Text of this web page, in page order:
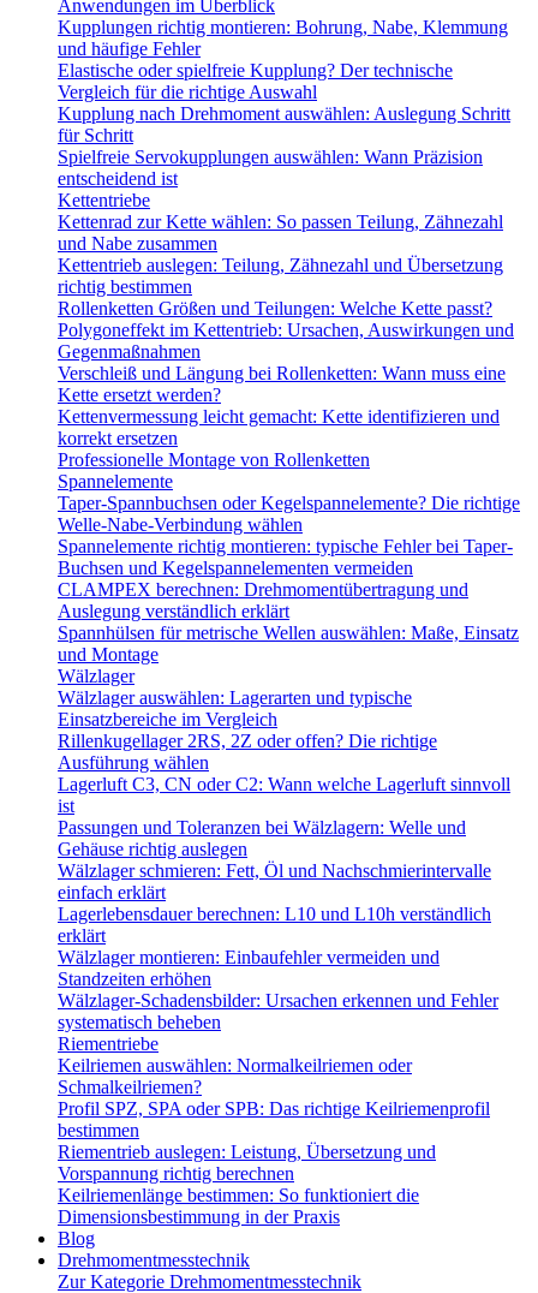
Anwendungen im Überblick
Kupplungen richtig montieren: Bohrung, Nabe, Klemmung
und häufige Fehler
Elastische oder spielfreie Kupplung? Der technische
Vergleich für die richtige Auswahl
Kupplung nach Drehmoment auswählen: Auslegung Schritt
für Schritt
Spielfreie Servokupplungen auswählen: Wann Präzision
entscheidend ist
Kettentriebe
Kettenrad zur Kette wählen: So passen Teilung, Zähnezahl
und Nabe zusammen
Kettentrieb auslegen: Teilung, Zähnezahl und Übersetzung
richtig bestimmen
Rollenketten Größen und Teilungen: Welche Kette passt?
Polygoneffekt im Kettentrieb: Ursachen, Auswirkungen und
Gegenmaßnahmen
Verschleiß und Längung bei Rollenketten: Wann muss eine
Kette ersetzt werden?
Kettenvermessung leicht gemacht: Kette identifizieren und
korrekt ersetzen
Professionelle Montage von Rollenketten
Spannelemente
Taper-Spannbuchsen oder Kegelspannelemente? Die richtige
Welle-Nabe-Verbindung wählen
Spannelemente richtig montieren: typische Fehler bei Taper-
Buchsen und Kegelspannelementen vermeiden
CLAMPEX berechnen: Drehmomentübertragung und
Auslegung verständlich erklärt
Spannhülsen für metrische Wellen auswählen: Maße, Einsatz
und Montage
Wälzlager
Wälzlager auswählen: Lagerarten und typische
Einsatzbereiche im Vergleich
Rillenkugellager 2RS, 2Z oder offen? Die richtige
Ausführung wählen
Lagerluft C3, CN oder C2: Wann welche Lagerluft sinnvoll
ist
Passungen und Toleranzen bei Wälzlagern: Welle und
Gehäuse richtig auslegen
Wälzlager schmieren: Fett, Öl und Nachschmierintervalle
einfach erklärt
Lagerlebensdauer berechnen: L10 und L10h verständlich
erklärt
Wälzlager montieren: Einbaufehler vermeiden und
Standzeiten erhöhen
Wälzlager-Schadensbilder: Ursachen erkennen und Fehler
systematisch beheben
Riementriebe
Keilriemen auswählen: Normalkeilriemen oder
Schmalkeilriemen?
Profil SPZ, SPA oder SPB: Das richtige Keilriemenprofil
bestimmen
Riementrieb auslegen: Leistung, Übersetzung und
Vorspannung richtig berechnen
Keilriemenlänge bestimmen: So funktioniert die
Dimensionsbestimmung in der Praxis
Blog
Drehmomentmesstechnik
Zur Kategorie Drehmomentmesstechnik